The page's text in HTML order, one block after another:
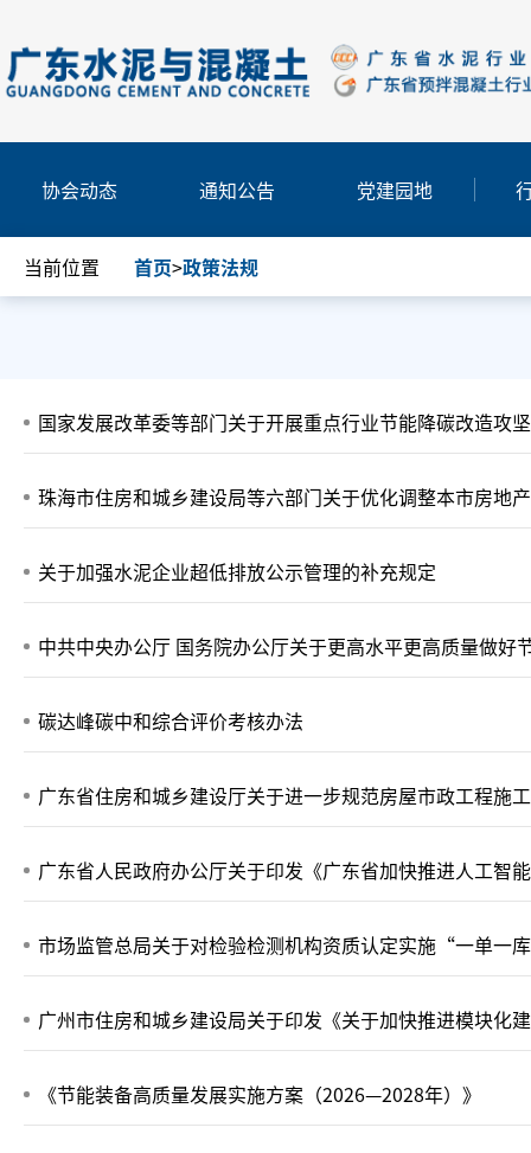
协会动态 通知公告 党建园地
当前位置 首页>政策法规
国家发展改革委等部门关于开展重点行业节能降碳改造攻
珠海市住房和城乡建设局等六部门关于优化调整本市房地
关于加强水泥企业超低排放公示管理的补充规定
中共中央办公厅 国务院办公厅关于更高水平更高质量做好
碳达峰碳中和综合评价考核办法
广东省住房和城乡建设厅关于进一步规范房屋市政工程施
广东省人民政府办公厅关于印发《广东省加快推进人工智
市场监管总局关于对检验检测机构资质认定实施“一单一
广州市住房和城乡建设局关于印发《关于加快推进模块化
《节能装备高质量发展实施方案（2026—2028年）》